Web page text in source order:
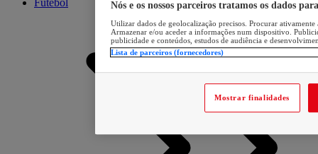
Futebol Nós e os nossos parceiros tratamos os dados
Utilizar dados de geolocalização precisos. Procurar
Armazenar e/ou aceder a informações num dispositivo.
publicidade e conteúdos, estudos de audiência e
Lista de parceiros (fornecedores)
Mostrar finalidades